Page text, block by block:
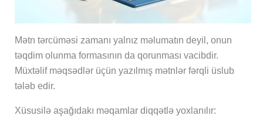
Mətn tərcüməsi zamanı yalnız məlumatın deyil, onun
təqdim olunma formasının da qorunması vacibdir.
Müxtəlif məqsədlər üçün yazılmış mətnlər fərqli üslub
tələb edir.
Xüsusilə aşağıdakı məqamlar diqqətlə yoxlanılır: